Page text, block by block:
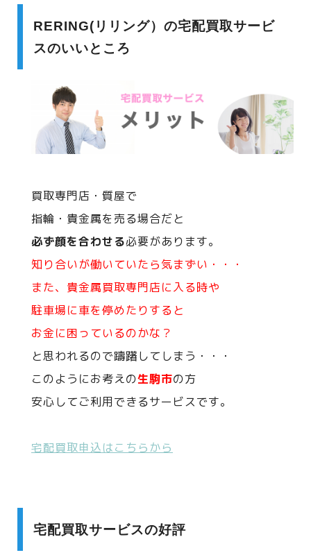
RERING(リリング）の宅配買取サービ
スのいいところ
買取専門店・質屋で
指輪・貴金属を売る場合だと
必ず顔を合わせる必要があります。
知り合いが働いていたら気まずい・・・
また、貴金属買取専門店に入る時や
駐車場に車を停めたりすると
お金に困っているのかな？
と思われるので躊躇してしまう・・・
このようにお考えの生駒市の方
安心してご利用できるサービスです。
宅配買取申込はこちらから
宅配買取サービスの好評